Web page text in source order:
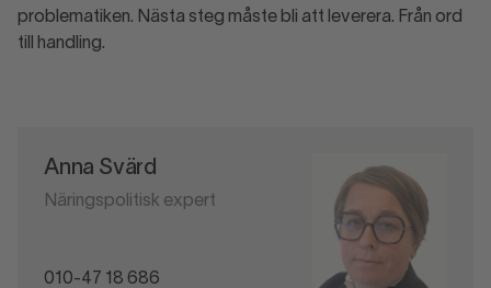
problematiken. Nästa steg måste bli att leverera. Från ord
till handling.
Anna Svärd
Näringspolitisk expert
010-47 18 686